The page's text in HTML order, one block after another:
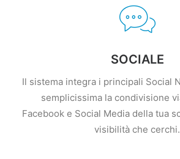
SOCIALE
Il sistema integra i principali Social
semplicissima la condivisione
Facebook e Social Media della tua
visibilità che cerchi.